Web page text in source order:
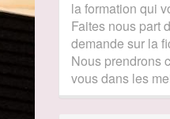
la formation qui
Faites nous part
demande sur la
Nous prendrons
vous dans les